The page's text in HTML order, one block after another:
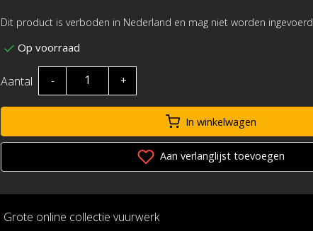
Dit product is verboden in Nederland en mag niet worden ingevoerd.
Op voorraad
Aantal - +
In winkelwagen
Aan verlanglijst toevoegen
Grote online collectie vuurwerk